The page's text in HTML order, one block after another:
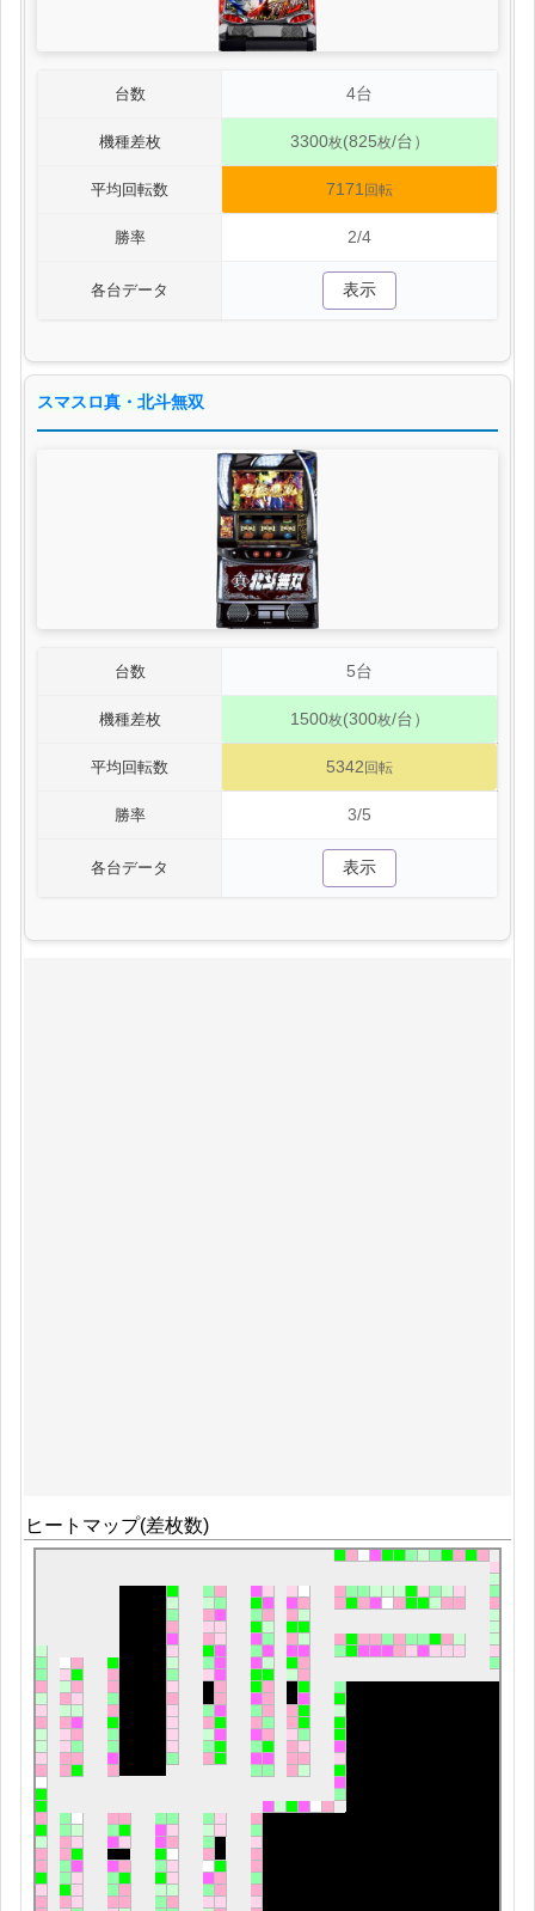
台数 4台
機種差枚 3300枚(825枚/台）
平均回転数 7171 回転
勝率 2/4
各台データ 表示
スマスロ真・北斗無双
台数 5台
機種差枚 1500枚(300枚/台）
平均回転数 5342 回転
勝率 3/5
各台データ 表示
ヒートマップ(差枚数)